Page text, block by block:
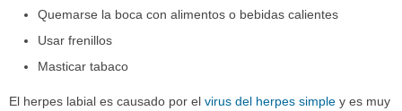
Quemarse la boca con alimentos o bebidas calientes
Usar frenillos
Masticar tabaco
El herpes labial es causado por el virus del herpes simple y es muy